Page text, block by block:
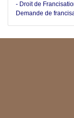
- Droit de
Demande de